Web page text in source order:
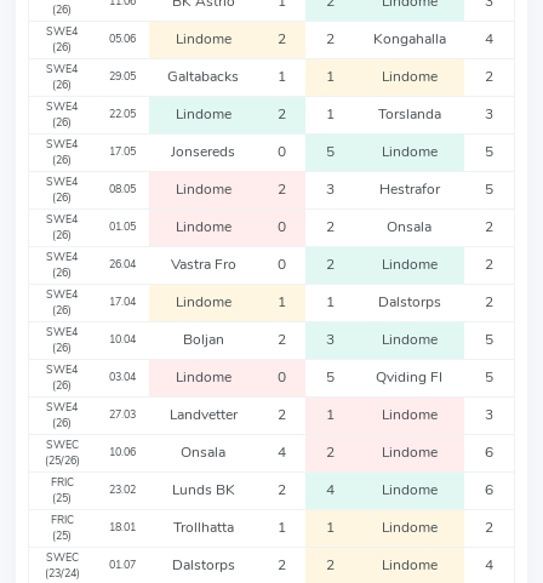
(26)
SWE4
(26)
05.06 Lindome 2 2 Kongahalla 4
SWE4
(26)
29.05 Galtabacks 1 1 Lindome 2
SWE4
(26)
22.05 Lindome 2 1 Torslanda 3
SWE4
(26)
17.05 Jonsereds 0 5 Lindome 5
SWE4
(26)
08.05 Lindome 2 3 Hestrafor 5
SWE4
(26)
01.05 Lindome 0 2 Onsala 2
SWE4
(26)
26.04 Vastra Fro 0 2 Lindome 2
SWE4
(26)
17.04 Lindome 1 1 Dalstorps 2
SWE4
(26)
10.04 Boljan 2 3 Lindome 5
SWE4
(26)
03.04 Lindome 0 5 Qviding FI 5
SWE4
(26)
27.03 Landvetter 2 1 Lindome 3
SWEC
(25/26)
10.06 Onsala 4 2 Lindome 6
FRIC
(25)
23.02 Lunds BK 2 4 Lindome 6
FRIC
(25)
18.01 Trollhatta 1 1 Lindome 2
SWEC
(23/24)
01.07 Dalstorps 2 2 Lindome 4